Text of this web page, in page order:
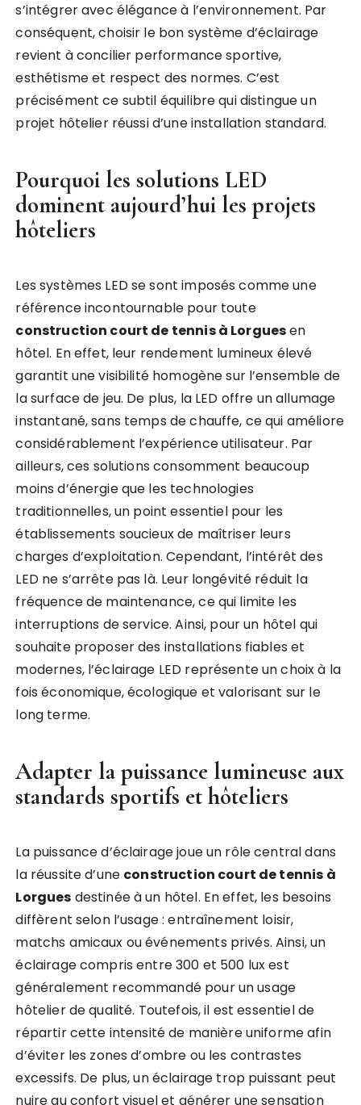
s’intégrer avec élégance à l’environnement. Par
conséquent, choisir le bon système d’éclairage
revient à concilier performance sportive,
esthétisme et respect des normes. C’est
précisément ce subtil équilibre qui distingue un
projet hôtelier réussi d’une installation standard.
Pourquoi les solutions LED
dominent aujourd’hui les projets
hôteliers
Les systèmes LED se sont imposés comme une
référence incontournable pour toute
construction court de tennis à Lorguesen
hôtel. En effet, leur rendement lumineux élevé
garantit une visibilité homogène sur l’ensemble de
la surface de jeu. De plus, la LED offre un allumage
instantané, sans temps de chauffe, ce qui améliore
considérablement l’expérience utilisateur. Par
ailleurs, ces solutions consomment beaucoup
moins d’énergie que les technologies
traditionnelles, un point essentiel pour les
établissements soucieux de maîtriser leurs
charges d’exploitation. Cependant, l’intérêt des
LED ne s’arrête pas là. Leur longévité réduit la
fréquence de maintenance, ce qui limite les
interruptions de service. Ainsi, pour un hôtel qui
souhaite proposer des installations fiables et
modernes, l’éclairage LED représente un choix à la
fois économique, écologique et valorisant sur le
long terme.
Adapter la puissance lumineuse aux
standards sportifs et hôteliers
La puissance d’éclairage joue un rôle central dans
la réussite d’une construction court de tennis à
Lorgues destinée à un hôtel. En effet, les besoins
diffèrent selon l’usage : entraînement loisir,
matchs amicaux ou événements privés. Ainsi, un
éclairage compris entre 300 et 500 lux est
généralement recommandé pour un usage
hôtelier de qualité. Toutefois, il est essentiel de
répartir cette intensité de manière uniforme afin
d’éviter les zones d’ombre ou les contrastes
excessifs. De plus, un éclairage trop puissant peut
nuire au confort visuel et générer une sensation